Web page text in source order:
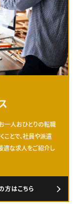
一人おひとりの転職
ことで、社員や派遣
適な求人をご紹介し
方はこちら